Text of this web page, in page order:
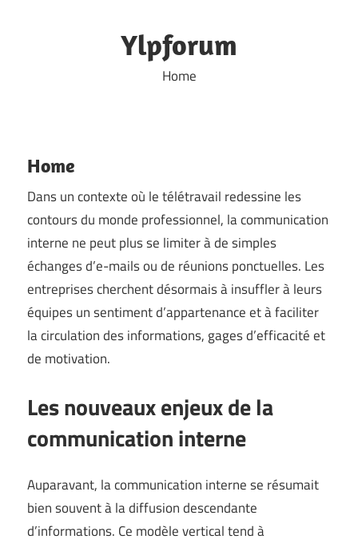
Ylpforum
Home
Home
Dans un contexte où le télétravail redessine les
contours du monde professionnel, la communication
interne ne peut plus se limiter à de simples
échanges d’e-mails ou de réunions ponctuelles. Les
entreprises cherchent désormais à insuffler à leurs
équipes un sentiment d’appartenance et à faciliter
la circulation des informations, gages d’efficacité et
de motivation.
Les nouveaux enjeux de la
communication interne
Auparavant, la communication interne se résumait
bien souvent à la diffusion descendante
d’informations. Ce modèle vertical tend à